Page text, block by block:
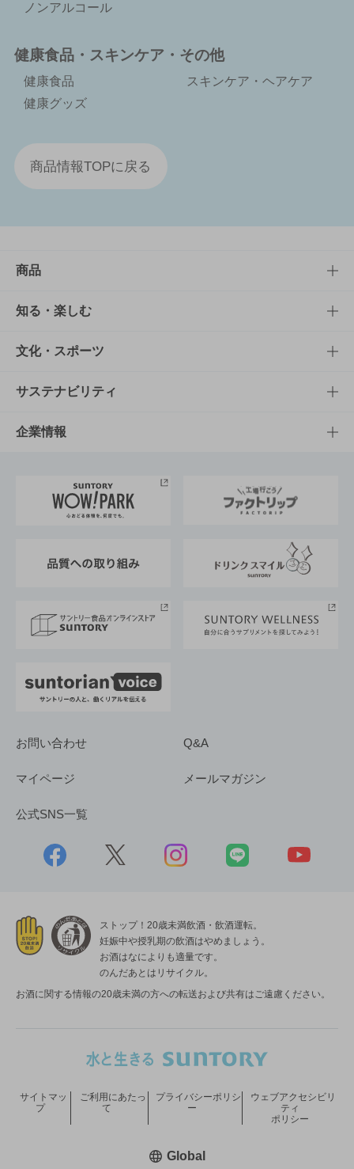
ノンアルコール
健康食品・スキンケア・その他
健康食品
スキンケア・ヘアケア
健康グッズ
商品情報TOPに戻る
商品
商品TOP
商品一覧
商品発売情報
栄養成分一覧
知る・楽しむ
知る・楽しむTOP
キャンペーン
工場見学
地域情報
文化・スポーツ
文化・スポーツTOP
サントリーホール
サントリーサンバーズ大阪
サステナビリティ
サステナビリティTOP
サントリーが考えるサステナビリティ経営
企業情報
企業概要
採用情報
お問い合わせ Q&A
マイページ メールマガジン
公式SNS一覧
ストップ！20歳未満飲酒・飲酒運転。
妊娠中や授乳期の飲酒はやめましょう。
お酒はなによりも適量です。
のんだあとはリサイクル。
お酒に関する情報の20歳未満の方への転送および共有はご遠慮ください。
サイトマッ
プ
ご利用にあたっ
て
プライバシーポリシ
ー
ウェブアクセシビリ
ティ
ポリシー
Global新しいウィンドウで開く